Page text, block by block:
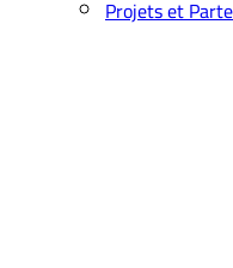
Projets et